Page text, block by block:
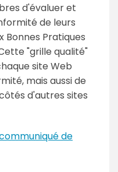
d'évaluer et
de leurs
Pratiques
"grille qualité"
site Web
mais aussi de
d'autres sites
de